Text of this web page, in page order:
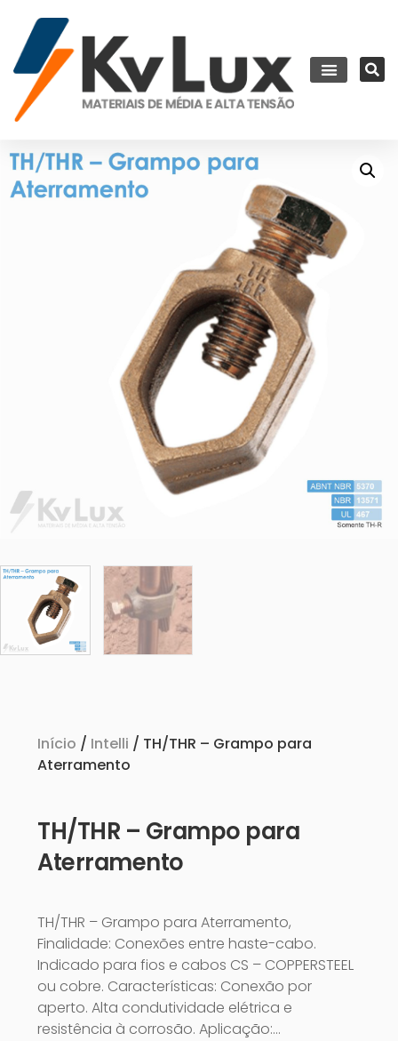
Início / Intelli / TH/THR – Grampo para
Aterramento
TH/THR – Grampo para
Aterramento
TH/THR – Grampo para Aterramento,
Finalidade: Conexões entre haste-cabo.
Indicado para fios e cabos CS – COPPERSTEEL
ou cobre. Características: Conexão por
aperto. Alta condutividade elétrica e
resistência à corrosão. Aplicação:…